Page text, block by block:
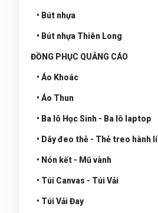
• Bút nhựa
• Bút nhựa Thiên Long
ĐỒNG PHỤC QUẢNG CÁO
• Áo Khoác
• Áo Thun
• Ba lô Học Sinh - Ba lô laptop
• Dây đeo thẻ - Thẻ treo hành lí
• Nón kết - Mũ vành
• Túi Canvas - Túi Vải
• Túi Vải Đay